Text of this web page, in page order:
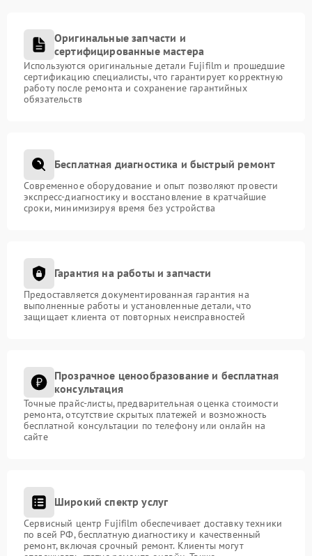
Оригинальные запчасти и
сертифицированные мастера
Используются оригинальные детали Fujifilm и прошедшие
сертификацию специалисты, что гарантирует корректную
работу после ремонта и сохранение гарантийных
обязательств
Бесплатная диагностика и быстрый ремонт
Современное оборудование и опыт позволяют провести
экспресс-диагностику и восстановление в кратчайшие
сроки, минимизируя время без устройства
Гарантия на работы и запчасти
Предоставляется документированная гарантия на
выполненные работы и установленные детали, что
защищает клиента от повторных неисправностей
Прозрачное ценообразование и бесплатная
консультация
Точные прайс-листы, предварительная оценка стоимости
ремонта, отсутствие скрытых платежей и возможность
бесплатной консультации по телефону или онлайн на
сайте
Широкий спектр услуг
Сервисный центр Fujifilm обеспечивает доставку техники
по всей РФ, бесплатную диагностику и качественный
ремонт, включая срочный ремонт. Клиенты могут